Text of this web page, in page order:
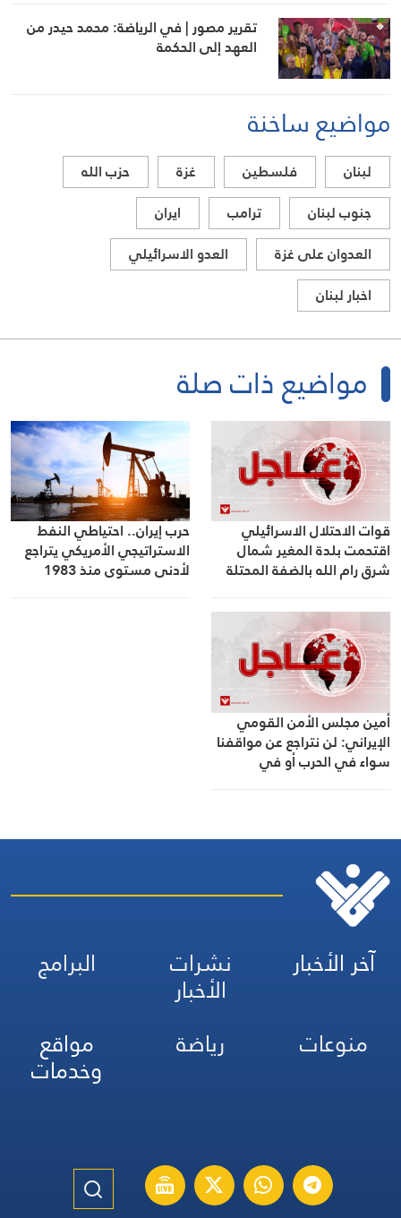
تقرير مصور | في الرياضة: محمد حيدر من
العهد إلى الحكمة
مواضيع ساخنة
لبنان فلسطين غزة
حزب الله
جنوب لبنان
ترامب
ايران
العدوان على غزة
العدو الاسرائيلي
اخبار لبنان
مواضيع ذات صلة
قوات الاحتلال الاسرائيلي
اقتحمت بلدة المغير شمال
شرق رام الله بالضفة المحتلة
حرب إيران.. احتياطي النفط
الاستراتيجي الأمريكي يتراجع
لأدنى مستوى منذ 1983
أمين مجلس الأمن القومي
الإيراني: لن نتراجع عن مواقفنا
سواء في الحرب أو في
المفاوضات
آخر الأخبار نشرات
الأخبار
البرامج
منوعات
رياضة مواقع
وخدمات